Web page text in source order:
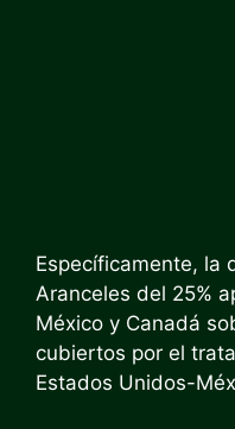
Específicamente, la
Aranceles del 25%
México y Canadá
cubiertos por el
Estados Unidos-